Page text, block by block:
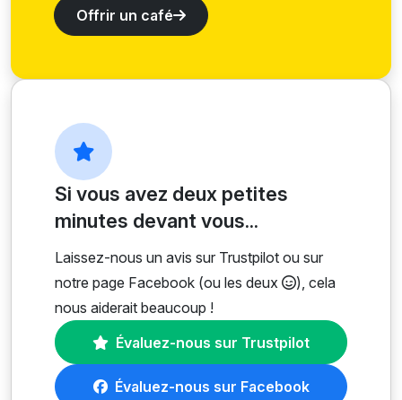
Offrir un café
Si vous avez deux petites
minutes devant vous...
Laissez-nous un avis sur Trustpilot ou sur
notre page Facebook (ou les deux
), cela
nous aiderait beaucoup !
Évaluez-nous sur Trustpilot
Évaluez-nous sur Facebook